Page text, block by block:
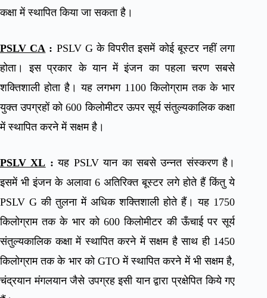
कक्षा में स्थापित किया जा सकता है।
PSLV CA : PSLV G के विपरीत इसमें कोई बूस्टर नहीं लगा
होता। इस प्रकार के यान में इंजन का पहला चरण सबसे
शक्तिशाली होता है। यह लगभग 1100 किलोग्राम तक के भार
युक्त उपग्रहों को 600 किलोमीटर ऊपर सूर्य संतुल्यकालिक कक्षा
में स्थापित करने में सक्षम है।
PSLV XL : यह PSLV यान का सबसे उन्नत संस्करण है।
इसमें भी इंजन के अलावा 6 अतिरिक्त बूस्टर लगे होते हैं किंतु ये
PSLV G की तुलना में अधिक शक्तिशाली होते हैं। यह 1750
किलोग्राम तक के भार को 600 किलोमीटर की ऊँचाई पर सूर्य
संतुल्यकालिक कक्षा में स्थापित करने में सक्षम है साथ ही 1450
किलोग्राम तक के भार को GTO में स्थापित करने में भी सक्षम है,
चंद्रयान मंगलयान जैसे उपग्रह इसी यान द्वारा प्रक्षेपित किये गए